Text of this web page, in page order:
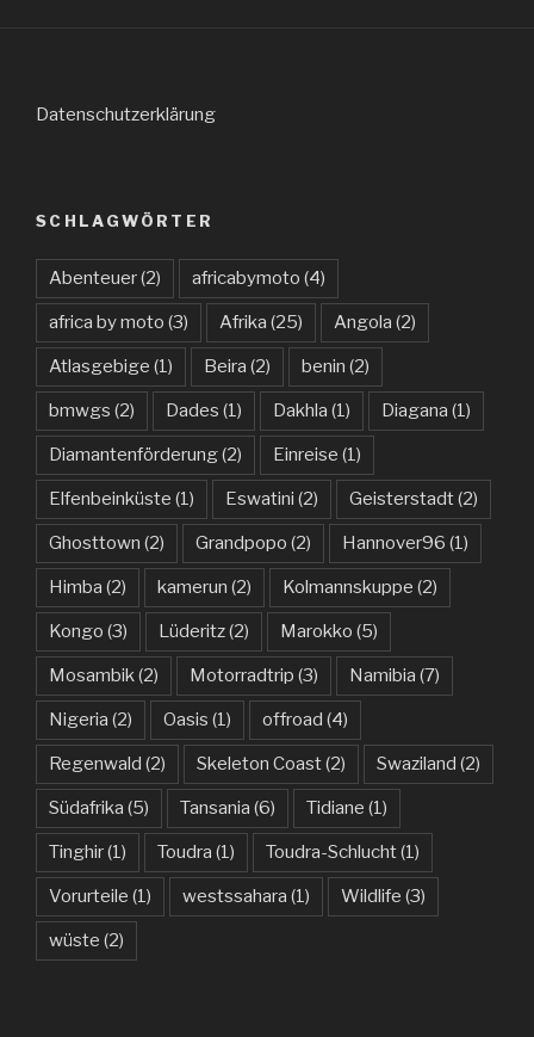
Datenschutzerklärung
SCHLAGWÖRTER
Abenteuer(2) africabymoto (4)
africa by moto (3) Afrika (25) Angola (2)
Atlasgebige (1) Beira (2) benin (2)
bmwgs (2) Dades (1) Dakhla (1) Diagana (1)
Diamantenförderung(2) Einreise (1)
Elfenbeinküste (1) Eswatini (2) Geisterstadt(2)
Ghosttown (2) Grandpopo (2) Hannover96 (1)
Himba (2) kamerun (2) Kolmannskuppe (2)
Kongo (3) Lüderitz(2) Marokko (5)
Mosambik(2) Motorradtrip (3) Namibia (7)
Nigeria (2) Oasis (1) offroad (4)
Regenwald (2) Skeleton Coast(2) Swaziland (2)
Südafrika (5) Tansania (6) Tidiane (1)
Tinghir(1) Toudra (1) Toudra-Schlucht(1)
Vorurteile (1) westssahara (1) Wildlife (3)
wüste (2)